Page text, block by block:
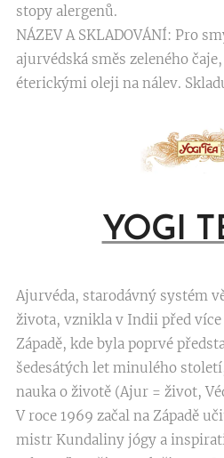
stopy alergenů.
NÁZEV A SKLADOVÁNÍ: Pro
ajurvédská směs zeleného
éterickými oleji na nálev.
YOGI
Ajurvéda, starodávný systém
života, vznikla v Indii před
Západě, kde byla poprvé
šedesátých let minulého
nauka o životě (Ajur = život,
V roce 1969 začal na Západě
mistr Kundaliny jógy a